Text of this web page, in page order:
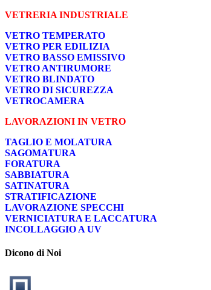
VETRERIA INDUSTRIALE
VETRO TEMPERATO
VETRO PER EDILIZIA
VETRO BASSO EMISSIVO
VETRO ANTIRUMORE
VETRO BLINDATO
VETRO DI SICUREZZA
VETROCAMERA
LAVORAZIONI IN VETRO
TAGLIO E MOLATURA
SAGOMATURA
FORATURA
SABBIATURA
SATINATURA
STRATIFICAZIONE
LAVORAZIONE SPECCHI
VERNICIATURA E LACCATURA
INCOLLAGGIO A UV
Dicono di Noi